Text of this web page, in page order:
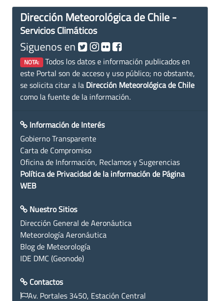
Dirección Meteorológica de Chile -
Servicios Climáticos
Siguenos en
NOTA: Todos los datos e información publicados en
este Portal son de acceso y uso público; no obstante,
se solicita citar a la Dirección Meteorológica de Chile
como la fuente de la información.
Información de Interés
Gobierno Transparente
Carta de Compromiso
Oficina de Información, Reclamos y Sugerencias
Política de Privacidad de la información de Página
WEB
Nuestro Sitios
Dirección General de Aeronáutica
Meteorología Aeronáutica
Blog de Meteorología
IDE DMC (Geonode)
Contactos
Av. Portales 3450, Estación Central